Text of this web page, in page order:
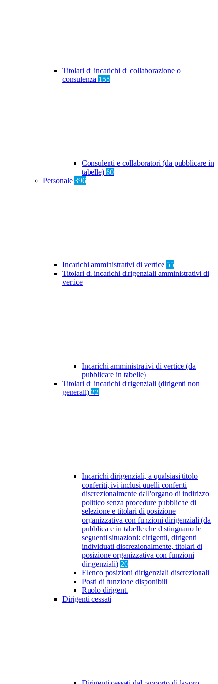
Titolari di incarichi di collaborazione o
consulenza 155
Consulenti e collaboratori (da pubblicare in
tabelle) 60
Personale 396
Incarichi amministrativi di vertice 55
Titolari di incarichi dirigenziali amministrativi di
vertice
Incarichi amministrativi di vertice (da
pubblicare in tabelle)
Titolari di incarichi dirigenziali (dirigenti non
generali) 22
Incarichi dirigenziali, a qualsiasi titolo
conferiti, ivi inclusi quelli conferiti
discrezionalmente dall'organo di indirizzo
politico senza procedure pubbliche di
selezione e titolari di posizione
organizzativa con funzioni dirigenziali (da
pubblicare in tabelle che distinguano le
seguenti situazioni: dirigenti, dirigenti
individuati discrezionalmente, titolari di
posizione organizzativa con funzioni
dirigenziali) 20
Elenco posizioni dirigenziali discrezionali
Posti di funzione disponibili
Ruolo dirigenti
Dirigenti cessati